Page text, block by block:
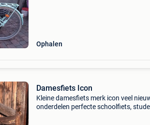
Ophalen
Damesfiets Icon
Kleine damesfiets merk icon veel
onderdelen perfecte schoolfiets,